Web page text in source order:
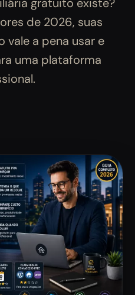
gratuito existe?
de 2026, suas
vale a pena usar e
uma plataforma